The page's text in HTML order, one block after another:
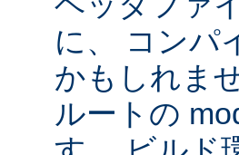
に、 コンパ
かもしれま
ルートの